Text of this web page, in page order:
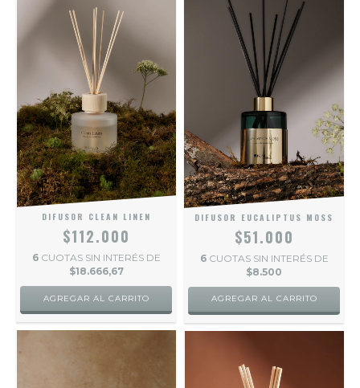
DIFUSOR CLEAN LINEN
$112.000
6 CUOTAS SIN INTERÉS DE
$18.666,67
DIFUSOR EUCALIPTUS MOSS
$51.000
6 CUOTAS SIN INTERÉS DE
$8.500